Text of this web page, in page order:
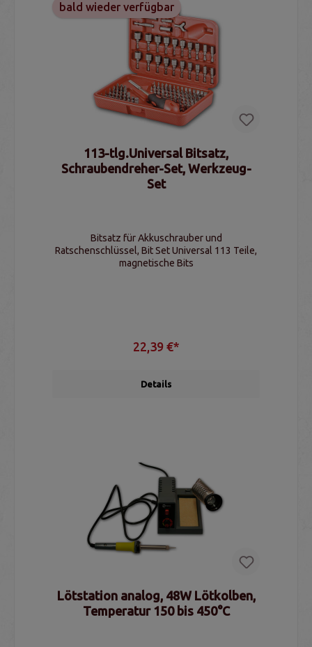
bald wieder verfügbar
113-tlg.Universal Bitsatz,
Schraubendreher-Set, Werkzeug-
Set
Bitsatz für Akkuschrauber und
Ratschenschlüssel, Bit Set Universal 113 Teile,
magnetische Bits
22,39 €*
Details
Lötstation analog, 48W Lötkolben,
Temperatur 150 bis 450°C